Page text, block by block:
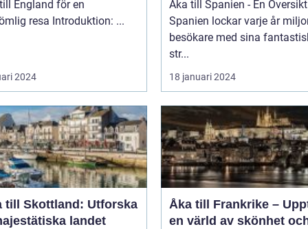
England för en
oförglömlig resa Introduktion: ...
2024
Åka till Spanien - En Översikt
Spanien lockar varje år
besökare med sina
str...
18 januari 2024
till Skottland: Utforska
landet
Åka till Frankrike –
en värld av skönhet